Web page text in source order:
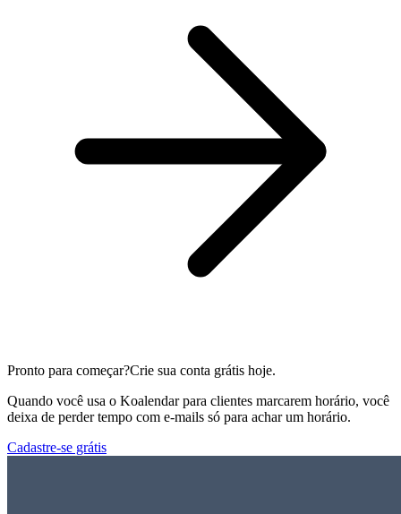
Pronto para começar?Crie sua conta grátis hoje.
Quando você usa o Koalendar para clientes marcarem horário, você
deixa de perder tempo com e-mails só para achar um horário.
Cadastre-se grátis